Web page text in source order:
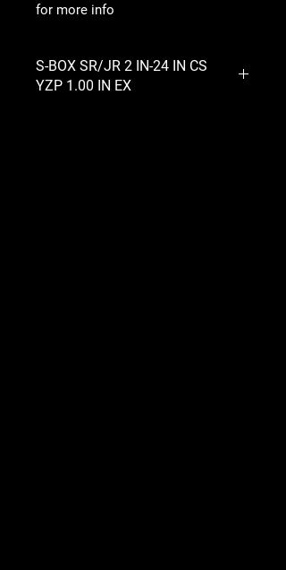
for more info
S-BOX SR/JR 2 IN-24 IN CS
YZP 1.00 IN EX